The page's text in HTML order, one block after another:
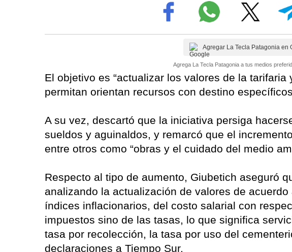
Agregar La Tecla Patagonia en
Agrega La Tecla Patagonia a tus medios
El objetivo es “actualizar los valores de la
permitan orientan recursos con destino
A su vez, descartó que la iniciativa persiga
sueldos y aguinaldos, y remarcó que el
entre otros como “obras y el cuidado del medio
Respecto al tipo de aumento, Giubetich aseguró
analizando la actualización de valores de
índices inflacionarios, del costo salarial con
impuestos sino de las tasas, lo que significa
tasa por recolección, la tasa por uso del
declaraciones a Tiempo Sur.